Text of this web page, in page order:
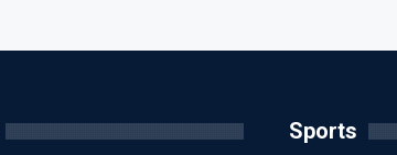
Sports